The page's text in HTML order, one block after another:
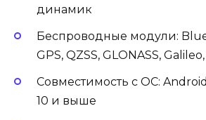
динамик
Беспроводные модули:
GPS, QZSS, GLONASS,
Совместимость с ОС:
10 и выше